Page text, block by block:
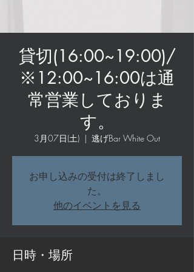
貸切(16:00~19:00)/
※12:00~16:00は通
常営業しておりま
す。
3月07日(土)
  |
逃げBar White Out
お申し込みの受付は終了しまし
た。
他のイベントを見る
日時・場所